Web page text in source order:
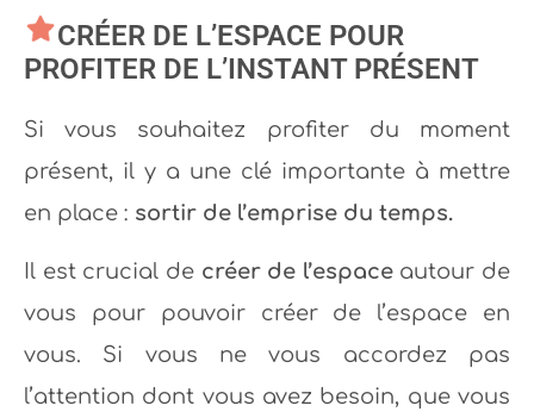
CRÉER DE L’ESPACE POUR
PROFITER DE L’INSTANT PRÉSENT
Si vous souhaitez profiter du moment
présent, il y a une clé importante à mettre
en place : sortir de l’emprise du temps.
Il est crucial de créer de l’espaceautour de
vous pour pouvoir créer de l’espace en
vous. Si vous ne vous accordez pas
l’attention dont vous avez besoin, que vous